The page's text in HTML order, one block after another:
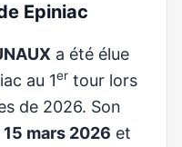
Epiniac
a été élue
au 1er tour lors
de 2026. Son
15 mars 2026 et